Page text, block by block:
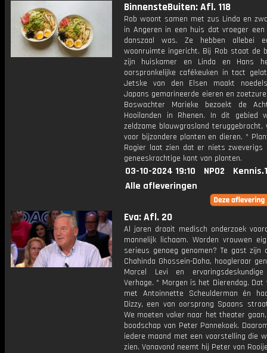
BinnensteBuiten: Afl. 118
Rob woont samen met zus Linda en
in Angeren in een huis dat vroeger
danszaal was. Ze hebben allebei
woonruimte ingericht. Bij Rob staat de
zijn huiskamer en Linda en Hans
oorspronkelijke cafékeuken in tact
Jetske van den Elsen maakt
Japans gemarineerde eieren en
Boswachter Marieke bezoekt de
Hooilanden in Rhenen. In dit gebied
zeldzame blauwgrasland
voor bijzondere planten en dieren. *
Rogier laat zien dat er niets zweverigs
geneeskrachtige kant van planten.
03-10-2024 19:10 NPO2
Alle afleveringen
Eva: Afl. 20
Al jaren draait medisch onderzoek
mannelijk lichaam. Worden vrouwen
serieus genoeg genomen? Te gast zijn
Chahinda Ghossein-Doha, hoogleraar
Marcel Levi en
Verhage. * Morgen is het Dierendag. Dat
met Antoinnette Scheulderman én
Dizzy, een van oorsprong Spaans
We moeten vaker naar het theater
boodschap van Peter Pannekoek.
iedere maand met een voorstelling die
zien. Vanavond neemt hij Peter van